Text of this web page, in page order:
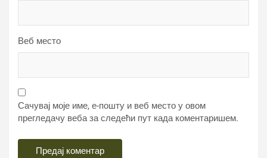
Веб место
Сачувај моје име, е-пошту и веб место у овом
прегледачу веба за следећи пут када коментаришем.